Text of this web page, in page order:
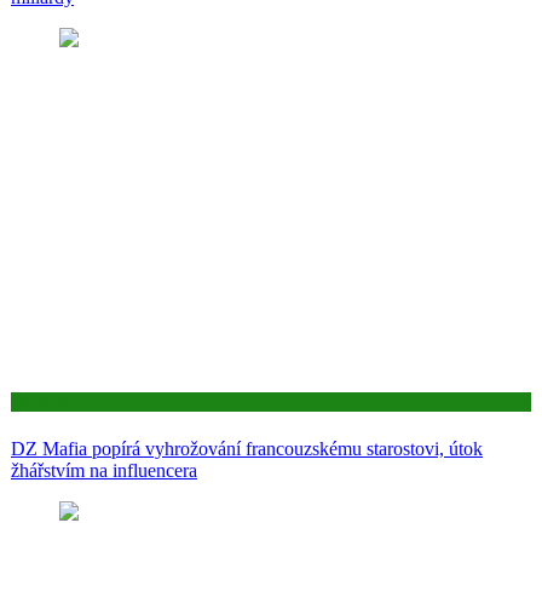
DZ Mafia popírá vyhrožování francouzskému starostovi, útok
žhářstvím na influencera